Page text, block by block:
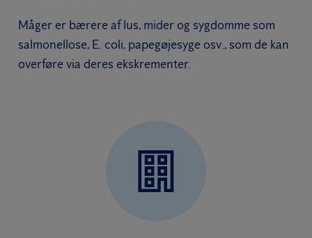
Måger er bærere af lus, mider og sygdomme som
salmonellose, E. coli, papegøjesyge osv., som de kan
overføre via deres ekskrementer.